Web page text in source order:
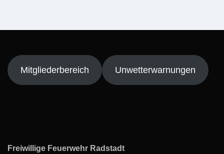
Mitgliederbereich Unwetterwarnungen
Freiwillige Feuerwehr Radstadt